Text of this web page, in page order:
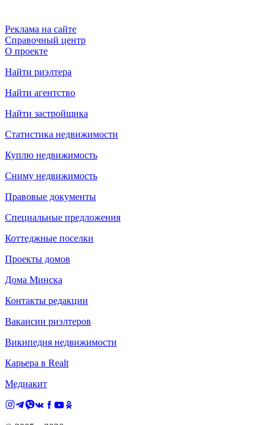
Реклама на сайте
Справочный центр
О проекте
Найти риэлтера
Найти агентство
Найти застройщика
Статистика недвижимости
Куплю недвижимость
Сниму недвижимость
Правовые документы
Специальные предложения
Коттеджные поселки
Проекты домов
Дома Минска
Контакты редакции
Вакансии риэлтеров
Википедия недвижимости
Карьера в Realt
Медиакит